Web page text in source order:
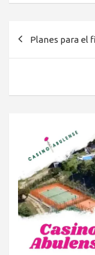
Planes para el